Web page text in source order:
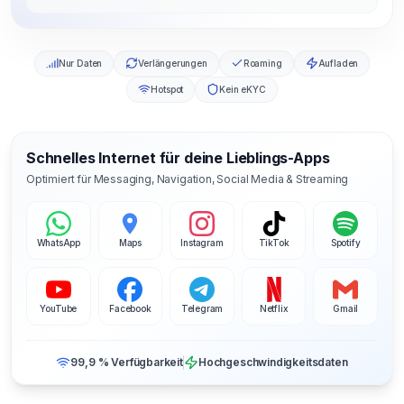
Nur Daten Verlängerungen Roaming Aufladen
Hotspot Kein eKYC
Schnelles Internet für deine Lieblings-Apps
Optimiert für Messaging, Navigation, Social Media & Streaming
WhatsApp Maps Instagram TikTok Spotify
YouTube Facebook Telegram Netflix Gmail
99,9 % Verfügbarkeit Hochgeschwindigkeitsdaten